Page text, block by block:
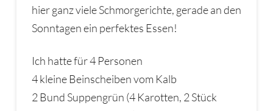
hier ganz viele Schmorgerichte, gerade an den
Sonntagen ein perfektes Essen!
Ich hatte für 4 Personen
4 kleine Beinscheiben vom Kalb
2 Bund Suppengrün (4 Karotten, 2 Stück